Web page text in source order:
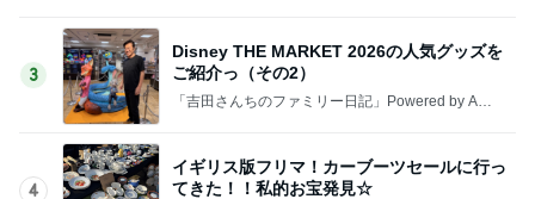
靴箱を開けても無臭になった理由！
Amebaトピックス 18時間前
日本屈指のパワースポットでの参拝
Amebaトピックス 1日前